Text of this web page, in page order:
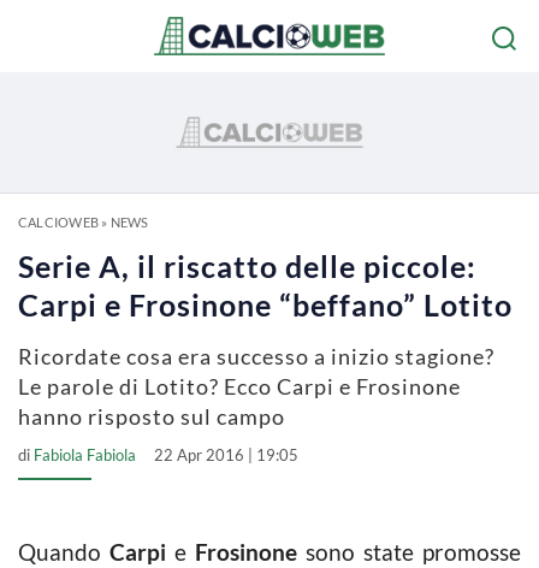
CALCIOWEB» NEWS
Serie A, il riscatto delle piccole:
Carpi e Frosinone “beffano” Lotito
Ricordate cosa era successo a inizio stagione?
Le parole di Lotito? Ecco Carpi e Frosinone
hanno risposto sul campo
di Fabiola Fabiola 22 Apr 2016 | 19:05
Quando Carpi e Frosinone sono state promosse